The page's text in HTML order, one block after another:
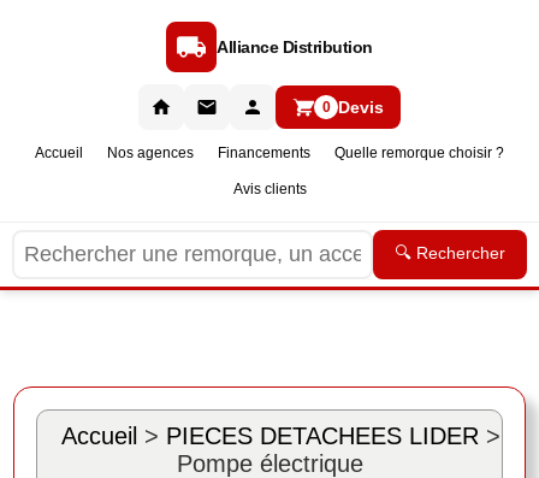
Alliance Distribution
Accueil Nos agences Financements Quelle remorque choisir ?
Avis clients
0 Devis
🔍 Rechercher
Accueil > PIECES DETACHEES LIDER >
Pompe électrique